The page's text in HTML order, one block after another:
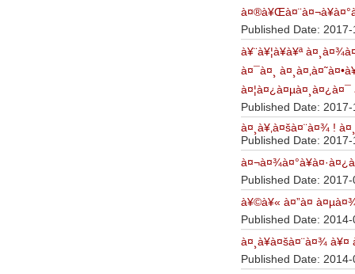
Published Date:
à¥¨à¥¦à¥­à¥ª
à¤¯à¤¸
à¤¦à¤¿à¤µà¤¸à¤¿à¤¯
Published Date:
à¤¸à¥‚à¤šà¤¨à¤¾ !
Published Date:
Published Date:
à¥©à¥« à¤”à¤
Published Date:
à¤¸à¥à¤šà¤¨à¤¾
Published Date: